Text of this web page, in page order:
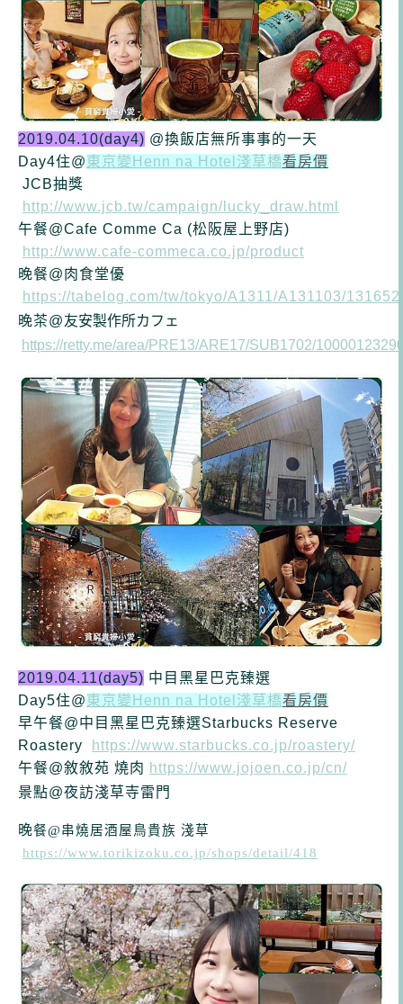
2019.04.10(day4) @換飯店無所事事的一天
Day4住@東京變Henn na Hotel淺草橋看房價
JCB抽獎
http://www.jcb.tw/campaign/lucky_draw.html
午餐@Cafe Comme Ca (松阪屋上野店)
http://www.cafe-commeca.co.jp/product
晚餐@肉食堂優
https://tabelog.com/tw/tokyo/A1311/A131103/
晚茶@友安製作所カフェ
https://retty.me/area/PRE13/ARE17/SUB1702/
2019.04.11(day5) 中目黑星巴克臻選
Day5住@東京變Henn na Hotel淺草橋看房價
早午餐@中目黑星巴克臻選Starbucks Reserve
Roastery
https://www.starbucks.co.jp/roastery/
午餐@敘敘苑 燒肉 https://www.jojoen.co.jp/cn/
景點@夜訪淺草寺雷門
晚餐@串燒居酒屋鳥貴族 淺草
https://www.torikizoku.co.jp/shops/detail/418